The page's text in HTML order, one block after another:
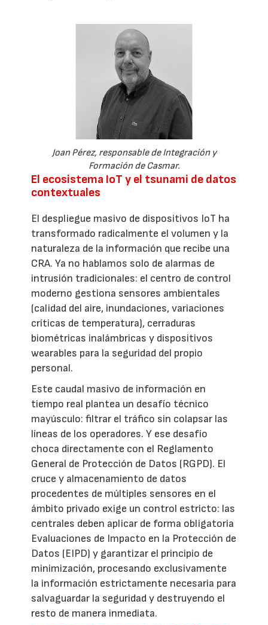
Joan Pérez, responsable de Integración y
Formación de Casmar.
El ecosistema IoT y el tsunami de datos
contextuales
El despliegue masivo de dispositivos IoT ha
transformado radicalmente el volumen y la
naturaleza de la información que recibe una
CRA. Ya no hablamos solo de alarmas de
intrusión tradicionales: el centro de control
moderno gestiona sensores ambientales
(calidad del aire, inundaciones, variaciones
críticas de temperatura), cerraduras
biométricas inalámbricas y dispositivos
wearables para la seguridad del propio
personal.
Este caudal masivo de información en
tiempo real plantea un desafío técnico
mayúsculo: filtrar el tráfico sin colapsar las
líneas de los operadores. Y ese desafío
choca directamente con el Reglamento
General de Protección de Datos (RGPD). El
cruce y almacenamiento de datos
procedentes de múltiples sensores en el
ámbito privado exige un control estricto: las
centrales deben aplicar de forma obligatoria
Evaluaciones de Impacto en la Protección de
Datos (EIPD) y garantizar el principio de
minimización, procesando exclusivamente
la información estrictamente necesaria para
salvaguardar la seguridad y destruyendo el
resto de manera inmediata.